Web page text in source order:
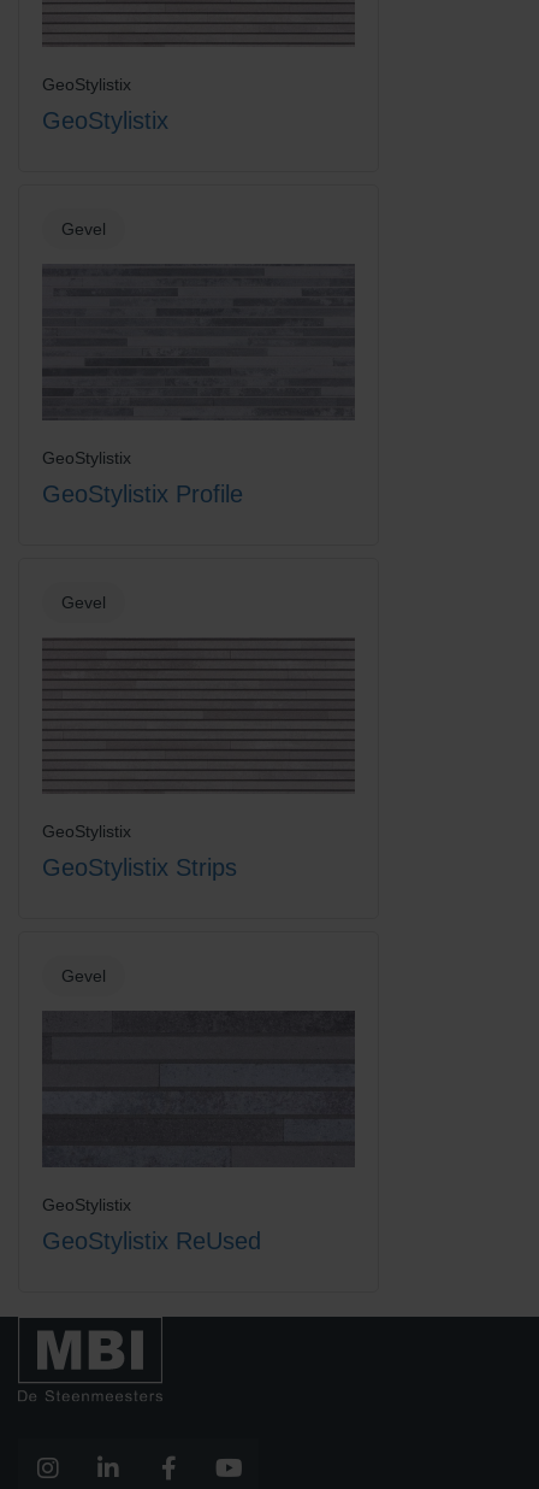
GeoStylistix
GeoStylistix
Gevel
GeoStylistix
GeoStylistix Profile
Gevel
GeoStylistix
GeoStylistix Strips
Gevel
GeoStylistix
GeoStylistix ReUsed